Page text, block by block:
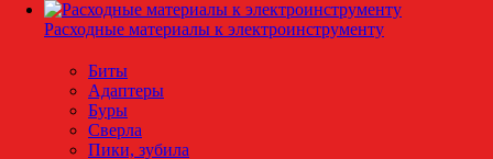
Расходные материалы к электроинструменту
Биты
Адаптеры
Буры
Сверла
Пики, зубила